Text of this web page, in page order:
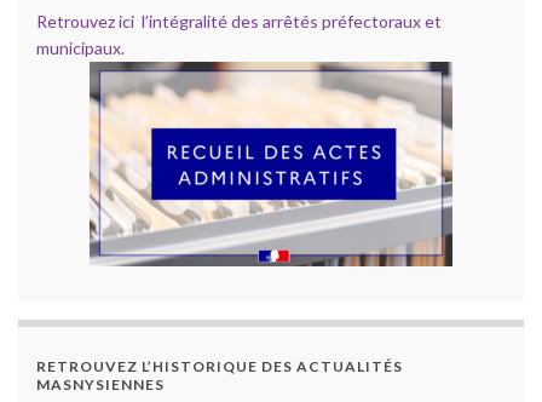
Retrouvez ici l’intégralité des arrêtés préfectoraux et
municipaux.
RETROUVEZ L’HISTORIQUE DES ACTUALITÉS
MASNYSIENNES